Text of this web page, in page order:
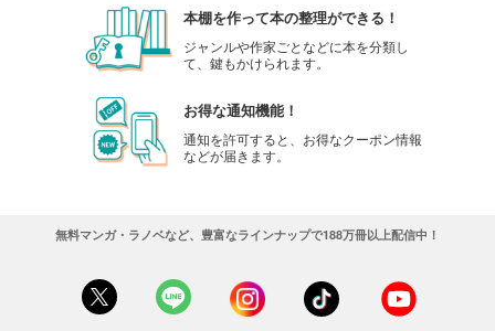
本棚を作って本の整理ができる！
ジャンルや作家ごとなどに本を分類し
て、鍵もかけられます。
お得な通知機能！
通知を許可すると、お得なクーポン情報
などが届きます。
無料マンガ・ラノベなど、豊富なラインナップで188万冊以上配信中！